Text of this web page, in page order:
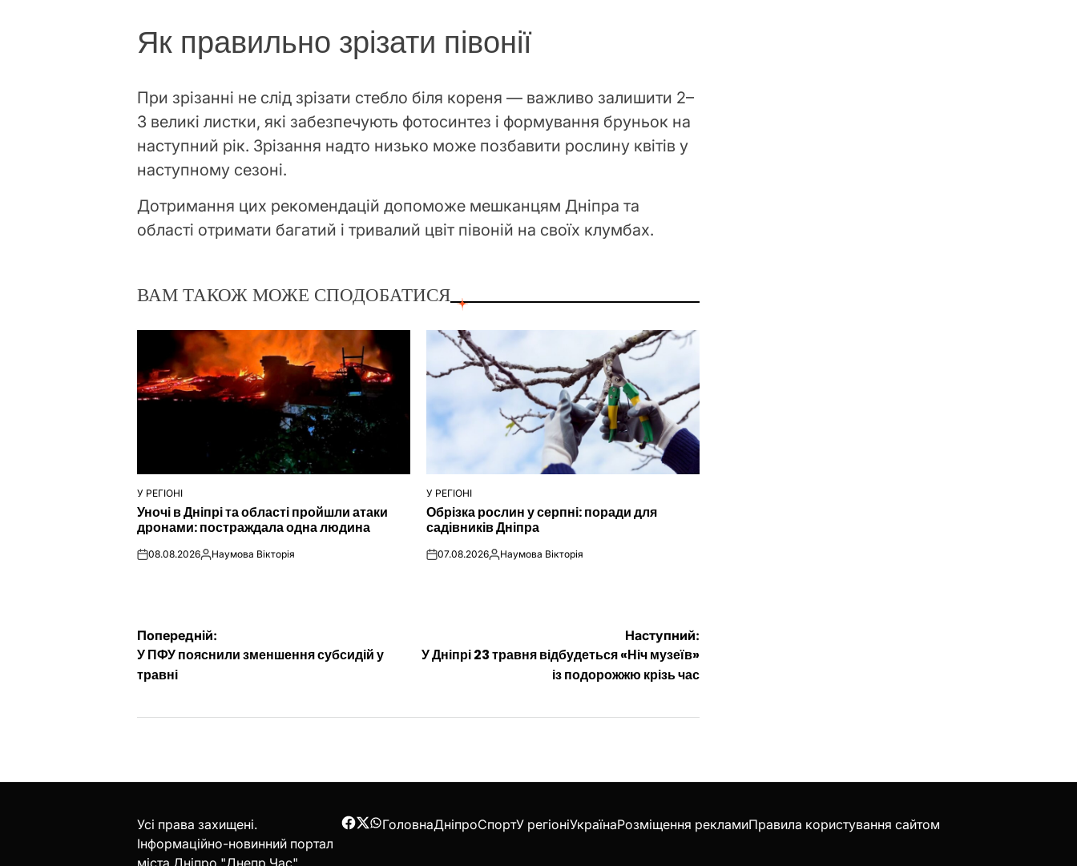
Як правильно зрізати півонії
При зрізанні не слід зрізати стебло біля кореня — важливо залишити 2–
3 великі листки, які забезпечують фотосинтез і формування бруньок на
наступний рік. Зрізання надто низько може позбавити рослину квітів у
наступному сезоні.
Дотримання цих рекомендацій допоможе мешканцям Дніпра та
області отримати багатий і тривалий цвіт півоній на своїх клумбах.
ВАМ ТАКОЖ МОЖЕ СПОДОБАТИСЯ
ОПУБЛІКУВАТИ
У
У РЕГІОНІ
Уночі в Дніпрі та області пройшли атаки
дронами: постраждала одна людина
on08.08.2026Опубліковано
Наумова Вікторія
ОПУБЛІКУВАТИ
У
У РЕГІОНІ
Обрізка рослин у серпні: поради для
садівників Дніпра
on07.08.2026Опубліковано
Наумова Вікторія
Навігація
записів
Попередній:
У ПФУ пояснили зменшення субсидій у
травні
Наступний:
У Дніпрі 23 травня відбудеться «Ніч музеїв»
із подорожжю крізь час
Усі права захищені.
Інформаційно-новинний портал
міста Дніпро "Днепр Час".
Facebook
Twitter
WhatsApp
ГоловнаДніпроСпортУ регіоніУкраїнаРозміщення рекламиПравила користування сайтом